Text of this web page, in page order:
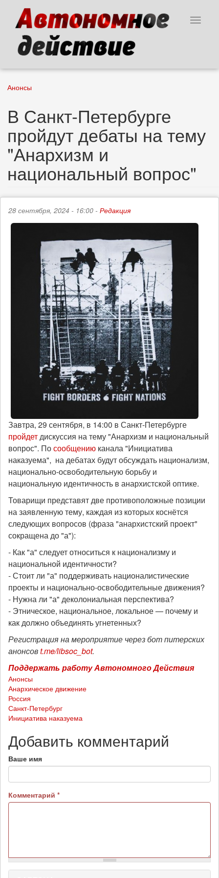
основному
содержанию
Toggle
Анонсы
В Санкт-Петербурге
пройдут дебаты на тему
"Анархизм и
национальный вопрос"
28 сентября, 2024 - 16:00 - Редакция
Завтра, 29 сентября, в 14:00 в Санкт-Петербурге
пройдетдискуссия на тему "Анархизм и национальный
вопрос". Посообщению канала "Инициатива
наказуема", на дебатах будут обсуждать национализм,
национально-освободительную борьбу и
национальную идентичность в анархистской оптике.
Товарищи представят две противоположные позиции
на заявленную тему, каждая из которых коснётся
следующих вопросов (фраза "анархистский проект"
сокращена до "а"):
- Как "а" следует относиться к национализму и
национальной идентичности?
- Стоит ли "а" поддерживать националистические
проекты и национально-освободительные движения?
- Нужна ли "а" деколониальная перспектива?
- Этническое, национальное, локальное — почему и
как должно объединять угнетенных?
Регистрация на мероприятие через бот питерских
анонсовt.me/libsoc_bot.
Поддержать работу Автономного Действия
Анонсы
Анархическое движение
Россия
Санкт-Петербург
Инициатива наказуема
Добавить комментарий
Ваше имя
Комментарий *